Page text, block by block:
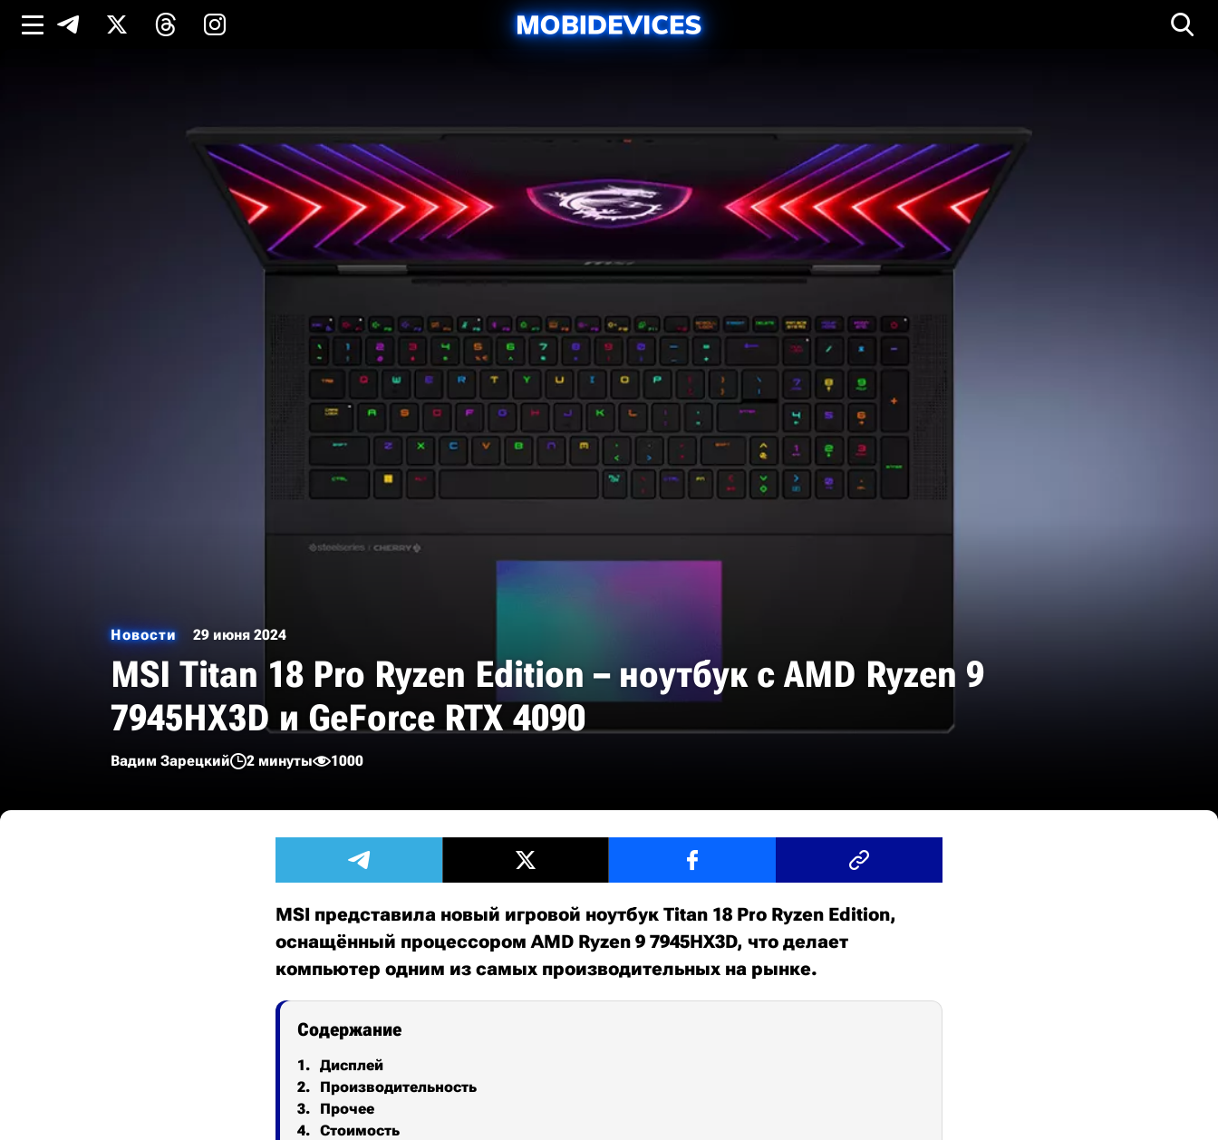
Новости 29 июня 2024
MSI Titan 18 Pro Ryzen Edition – ноутбук с AMD Ryzen 9
7945HX3D и GeForce RTX 4090
Вадим Зарецкий 2 минуты 1000
MSI представила новый игровой ноутбук Titan 18 Pro Ryzen Edition,
оснащённый процессором AMD Ryzen 9 7945HX3D, что делает
компьютер одним из самых производительных на рынке.
Содержание
Дисплей
Производительность
Прочее
Стоимость